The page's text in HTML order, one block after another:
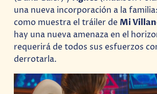
una nueva incorporación a la
como muestra el tráiler de Mi
hay una nueva amenaza en el
requerirá de todos sus esfuerzos
derrotarla.